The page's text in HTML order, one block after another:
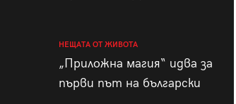
НЕЩАТА ОТ ЖИВОТА
„Приложна магия“ идва за
първи път на български